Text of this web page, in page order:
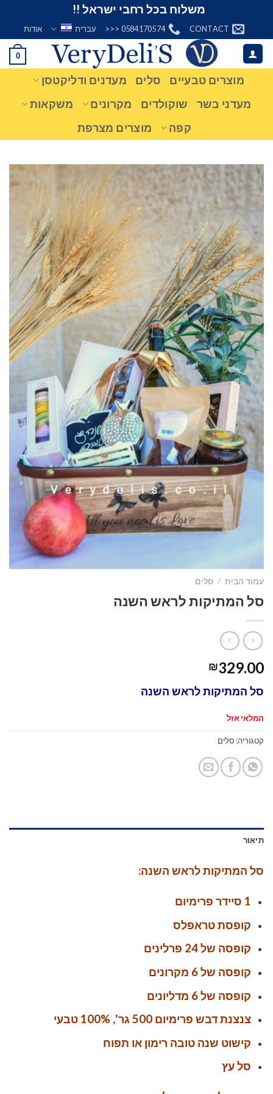
content
משלוח בכל רחבי ישראל !!
CONTACT
0584170574 <<< עברית אודות
0
מוצרים טבעיים סלים
מעדנים ודליקטסן
מעדני בשר
שוקולדים מקרונים
משקאות
קפה
מוצרים מצרפת
עמוד הבית / סלים
סל המתיקות לראש השנה
₪329.00
סל המתיקות לראש השנה
המלאי אזל
קטגוריה: סלים
תיאור
סל המתיקות לראש השנה:
1 סיידר פרימיום
קופסת טראפלס
קופסה של 24 פרלינים
קופסה של 6 מקרונים
קופסה של 6 מדליונים
צנצנת דבש פרימיום 500 גר', 100% טבעי
קישוט שנה טובה רימון או תפוח
סל עץ